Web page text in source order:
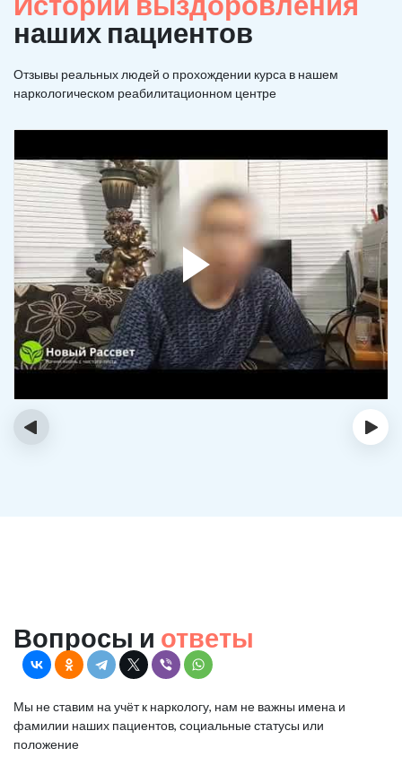
наших пациентов
Отзывы реальных людей о прохождении курса в нашем
наркологическом реабилитационном центре
‹ ›
Вопросы и ответы
Мы не ставим на учёт к наркологу, нам не важны имена и
фамилии наших пациентов, социальные статусы или
положение